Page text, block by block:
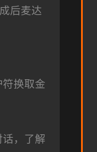
后麦达
换取金
，了解